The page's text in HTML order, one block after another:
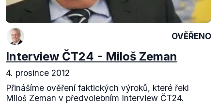
OVĚŘENO
Interview ČT24 - Miloš Zeman
4. prosince 2012
Přinášíme ověření faktických výroků, které řekl
Miloš Zeman v předvolebním Interview ČT24.